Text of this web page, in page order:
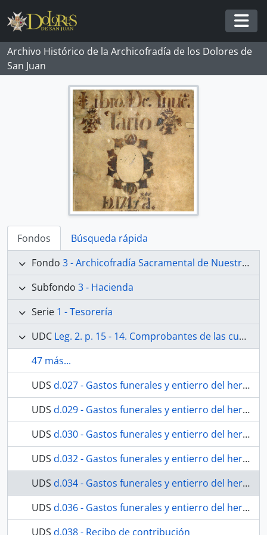
Skip to main content
Archivo Histórico de la Archicofradía de los Dolores de
San Juan
Fondos
Búsqueda rápida
Fondo 3 - Archicofradía Sacramental de Nuestra Señora de los Dolores
Subfondo 3 - Hacienda
Serie 1 - Tesorería
UDC Leg. 2. p. 15 - 14. Comprobantes de las cuentas generales de Abril de 1847 a 31 de Marzo de 1851. Sentadas en el libro 1º. Existe además una cuenta total en la carpeta respectiva. No existen comprobantes de las cuentas generales de 1º de Abril 51 al 30 de Marzo 1853, sentadas en el libro 1º. Existe en carpeta, de gastos de culto, cuenta de 1847 al 51.
47 más...
UDS d.027 - Gastos funerales y entierro del hermano y Presbíero Guillermo Moreno y Galindo.
UDS d.029 - Gastos funerales y entierro del hermano José Francisco Rubio.
UDS d.030 - Gastos funerales y entierro del hermano José Francisco Rubio.
UDS d.032 - Gastos funerales y entierro del hermano José Francisco Rubio.
UDS d.034 - Gastos funerales y entierro del hermano José Francisco Rubio.
UDS d.036 - Gastos funerales y entierro del hermano José Francisco Rubio.
UDS d.038 - Recibo de contribución